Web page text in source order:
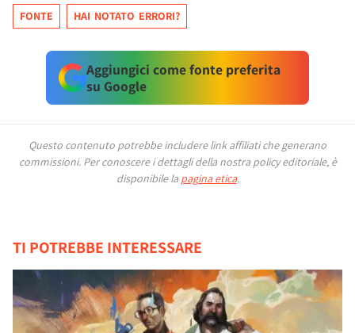
FONTE HAI NOTATO ERRORI?
Aggiungici come fonte preferita
su Google
Questo contenuto potrebbe includere link affiliati che generano
commissioni. Per conoscere i dettagli della nostra policy editoriale, è
disponibile la pagina etica.
TI POTREBBE INTERESSARE